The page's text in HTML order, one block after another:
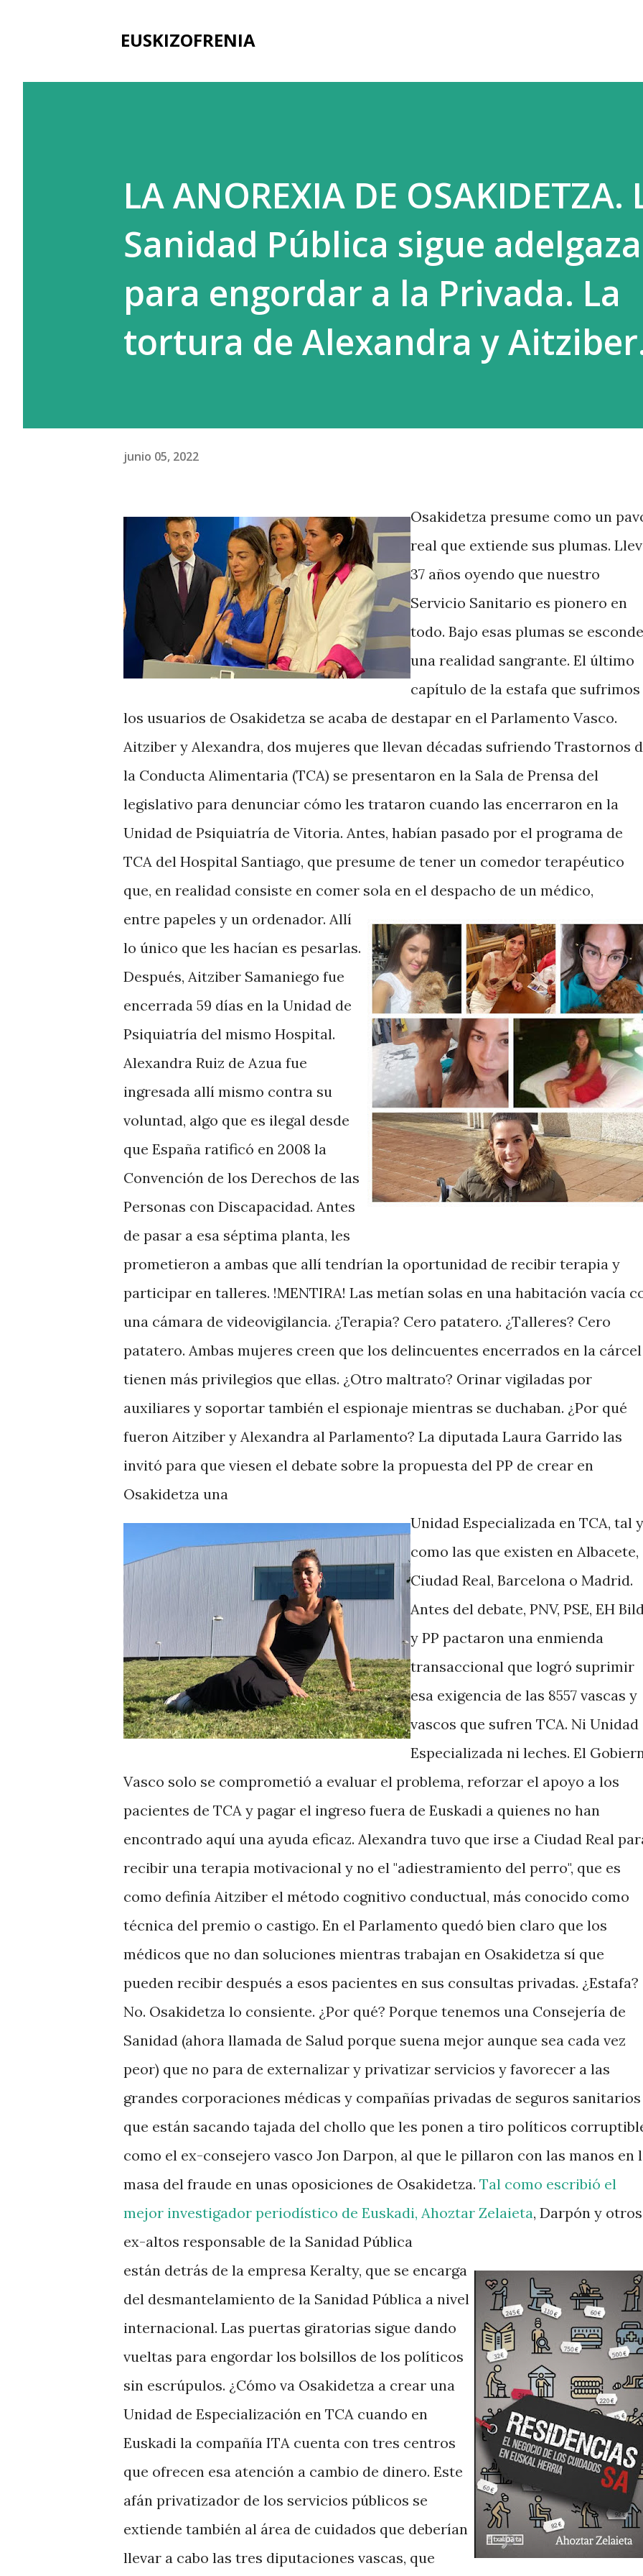
EUSKIZOFRENIA
LA ANOREXIA DE OSAKIDETZA.
Sanidad Pública sigue
para engordar a la Privada. La
tortura de Alexandra y
junio 05, 2022
Osakidetza presume como un
real que extiende sus plumas.
37 años oyendo que nuestro
Servicio Sanitario es pionero en
todo. Bajo esas plumas se esconde
una realidad sangrante. El último
capítulo de la estafa que sufrimos
los usuarios de Osakidetza se acaba de destapar en el Parlamento Vasco.
Aitziber y Alexandra, dos mujeres que llevan décadas sufriendo Trastornos
la Conducta Alimentaria (TCA) se presentaron en la Sala de Prensa del
legislativo para denunciar cómo les trataron cuando las encerraron en la
Unidad de Psiquiatría de Vitoria. Antes, habían pasado por el programa de
TCA del Hospital Santiago, que presume de tener un comedor terapéutico
que, en realidad consiste en comer sola en el despacho de un médico,
entre papeles y un ordenador. Allí
lo único que les hacían es pesarlas.
Después, Aitziber Samaniego fue
encerrada 59 días en la Unidad de
Psiquiatría del mismo Hospital.
Alexandra Ruiz de Azua fue
ingresada allí mismo contra su
voluntad, algo que es ilegal desde
que España ratificó en 2008 la
Convención de los Derechos de las
Personas con Discapacidad. Antes
de pasar a esa séptima planta, les
prometieron a ambas que allí tendrían la oportunidad de recibir terapia y
participar en talleres. !MENTIRA! Las metían solas en una habitación vacía
una cámara de videovigilancia. ¿Terapia? Cero patatero. ¿Talleres? Cero
patatero. Ambas mujeres creen que los delincuentes encerrados en la cárcel
tienen más privilegios que ellas. ¿Otro maltrato? Orinar vigiladas por
auxiliares y soportar también el espionaje mientras se duchaban. ¿Por qué
fueron Aitziber y Alexandra al Parlamento? La diputada Laura Garrido las
invitó para que viesen el debate sobre la propuesta del PP de crear en
Osakidetza una
Unidad Especializada en TCA, tal y
como las que existen en Albacete,
Ciudad Real, Barcelona o Madrid.
Antes del debate, PNV, PSE, EH
y PP pactaron una enmienda
transaccional que logró suprimir
esa exigencia de las 8557 vascas y
vascos que sufren TCA. Ni Unidad
Especializada ni leches. El
Vasco solo se comprometió a evaluar el problema, reforzar el apoyo a los
pacientes de TCA y pagar el ingreso fuera de Euskadi a quienes no han
encontrado aquí una ayuda eficaz. Alexandra tuvo que irse a Ciudad Real
recibir una terapia motivacional y no el "adiestramiento del perro", que es
como definía Aitziber el método cognitivo conductual, más conocido como
técnica del premio o castigo. En el Parlamento quedó bien claro que los
médicos que no dan soluciones mientras trabajan en Osakidetza sí que
pueden recibir después a esos pacientes en sus consultas privadas. ¿Estafa?
No. Osakidetza lo consiente. ¿Por qué? Porque tenemos una Consejería de
Sanidad (ahora llamada de Salud porque suena mejor aunque sea cada vez
peor) que no para de externalizar y privatizar servicios y favorecer a las
grandes corporaciones médicas y compañías privadas de seguros sanitarios
que están sacando tajada del chollo que les ponen a tiro políticos
como el ex-consejero vasco Jon Darpon, al que le pillaron con las manos en
masa del fraude en unas oposiciones de Osakidetza. Tal como escribió el
mejor investigador periodístico de Euskadi, Ahoztar Zelaieta, Darpón y otros
ex-altos responsable de la Sanidad Pública
están detrás de la empresa Keralty, que se encarga
del desmantelamiento de la Sanidad Pública a nivel
internacional. Las puertas giratorias sigue dando
vueltas para engordar los bolsillos de los políticos
sin escrúpulos. ¿Cómo va Osakidetza a crear una
Unidad de Especialización en TCA cuando en
Euskadi la compañía ITA cuenta con tres centros
que ofrecen esa atención a cambio de dinero. Este
afán privatizador de los servicios públicos se
extiende también al área de cuidados que deberían
llevar a cabo las tres diputaciones vascas, que